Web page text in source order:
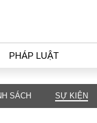
PHÁP LUẬT
PHÁP LUẬT
SÁCH SỰ KIỆN